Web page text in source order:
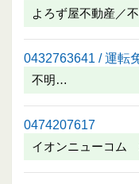
よろず屋不動産／
0432763641 / 運転
不明…
0474207617
イオンニューコム